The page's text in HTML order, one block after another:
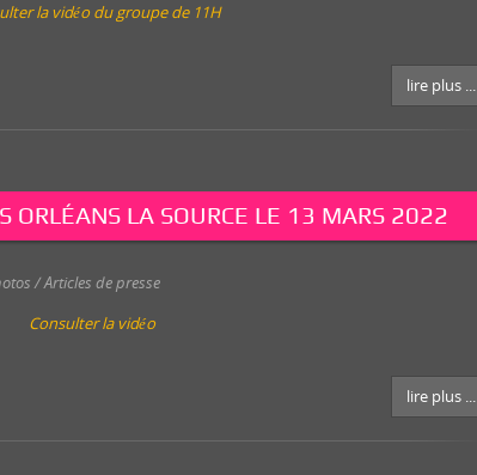
la vidéo du groupe de 11H
lire plus ...
ORLÉANS LA SOURCE LE 13 MARS 2022
/ Articles de presse
Consulter la vidéo
lire plus ...